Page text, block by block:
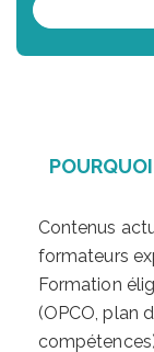
Contenus
formateurs
Formation
(OPCO, plan